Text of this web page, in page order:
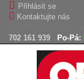
Přihlásit se
Kontaktujte nás
702 161 939
Po-Pá: